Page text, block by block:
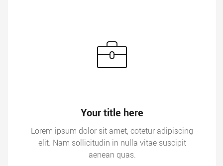
Your title here
Lorem ipsum dolor sit amet, cotetur adipiscing
elit. Nam sollicitudin in nulla vitae suscipit
aenean quas.